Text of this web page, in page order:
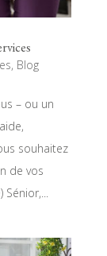
, Blog
– ou un
souhaitez
de vos
Sénior,...